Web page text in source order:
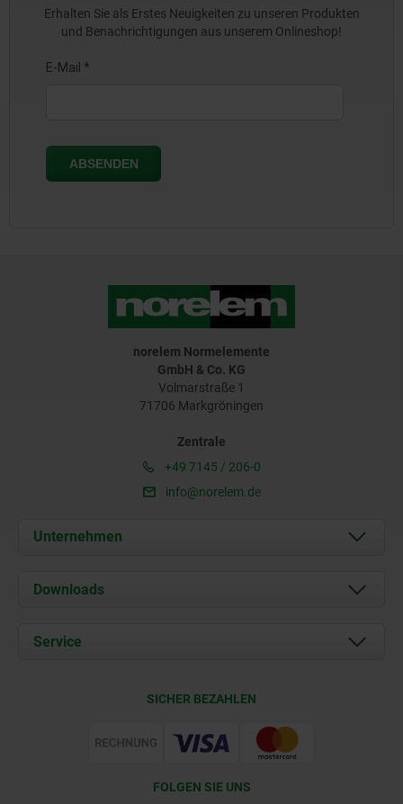
Erhalten Sie als Erstes Neuigkeiten zu unseren Produkten
und Benachrichtigungen aus unserem Onlineshop!
norelem Normelemente
GmbH & Co. KG
Volmarstraße 1
71706 Markgröningen
Zentrale
+49 7145 / 206-0
info@norelem.de
Unternehmen
Über uns
Karriere
Downloads
Dokumente
Service
Web Support
SICHER BEZAHLEN
FOLGEN SIE UNS